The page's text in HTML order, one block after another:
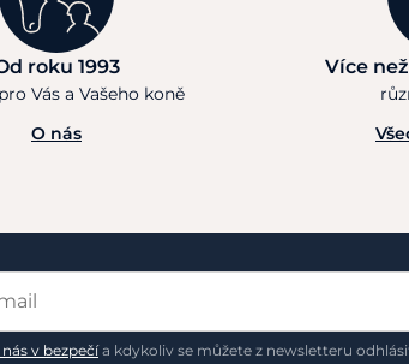
roku 1993
Vás a Vašeho koně
O nás
Více
v bezpečía kdykoliv se můžete z newsletteru